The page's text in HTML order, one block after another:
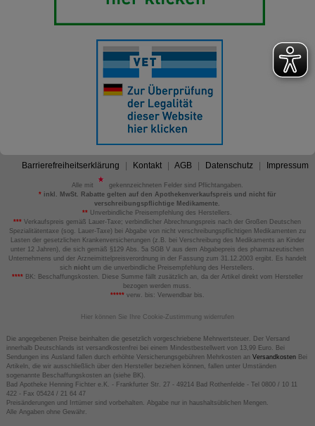
Barrierefreiheitserklärung Kontakt AGB Datenschutz Impressum
Alle mit
gekennzeichneten Felder sind Pflichtangaben.
*inkl. MwSt. Rabatte gelten auf den Apothekenverkaufspreis und nicht für
verschreibungspflichtige Medikamente.
** Unverbindliche Preisempfehlung des Herstellers.
*** Verkaufspreis gemäß Lauer-Taxe; verbindlicher Abrechnungspreis nach der Großen Deutschen
Spezialitätentaxe (sog. Lauer-Taxe) bei Abgabe von nicht verschreibungspflichtigen Medikamenten zu
Lasten der gesetzlichen Krankenversicherungen (z.B. bei Verschreibung des Medikaments an Kinder
unter 12 Jahren), die sich gemäß §129 Abs. 5a SGB V aus dem Abgabepreis des pharmazeutischen
Unternehmens und der Arzneimittelpreisverordnung in der Fassung zum 31.12.2003 ergibt. Es handelt
sich nicht um die unverbindliche Preisempfehlung des Herstellers.
****BK: Beschaffungskosten. Diese Summe fällt zusätzlich an, da der Artikel direkt vom Hersteller
bezogen werden muss.
*****verw. bis: Verwendbar bis.
Hier können Sie Ihre Cookie-Zustimmung widerrufen
Die angegebenen Preise beinhalten die gesetzlich vorgeschriebene Mehrwertsteuer. Der Versand
innerhalb Deutschlands ist versandkostenfrei bei einem Mindestbestellwert von 13,99 Euro. Bei
Sendungen ins Ausland fallen durch erhöhte Versicherungsgebühren Mehrkosten an VersandkostenBei
Artikeln, die wir ausschließlich über den Hersteller beziehen können, fallen unter Umständen
sogenannte Beschaffungskosten an (siehe BK).
Bad Apotheke Henning Fichter e.K. - Frankfurter Str. 27 - 49214 Bad Rothenfelde - Tel 0800 / 10 11
422 - Fax 05424 / 21 64 47
Preisänderungen und Irrtümer sind vorbehalten. Abgabe nur in haushaltsüblichen Mengen.
Alle Angaben ohne Gewähr.